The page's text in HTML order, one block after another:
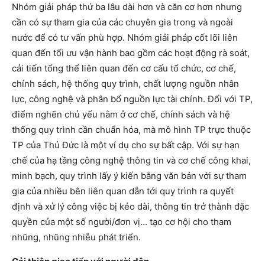
Nhóm giải pháp thứ ba lâu dài hơn và căn cơ hơn nhưng
cần có sự tham gia của các chuyên gia trong và ngoài
nước để có tư vấn phù hợp. Nhóm giải pháp cốt lõi liên
quan đến tối ưu vận hành bao gồm các hoạt động rà soát,
cải tiến tổng thể liên quan đến cơ cấu tổ chức, cơ chế,
chính sách, hệ thống quy trình, chất lượng nguồn nhân
lực, công nghệ và phân bổ nguồn lực tài chính. Đối với TP,
điểm nghẽn chủ yếu nằm ở cơ chế, chính sách và hệ
thống quy trình cần chuẩn hóa, mà mô hình TP trực thuộc
TP của Thủ Đức là một ví dụ cho sự bất cập. Với sự hạn
chế của hạ tầng công nghệ thông tin và cơ chế công khai,
minh bạch, quy trình lấy ý kiến bằng văn bản với sự tham
gia của nhiều bên liên quan dẫn tới quy trình ra quyết
định và xử lý công việc bị kéo dài, thông tin trở thành đặc
quyền của một số người/đơn vị… tạo cơ hội cho tham
nhũng, nhũng nhiễu phát triển.